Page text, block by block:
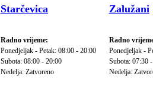
Starčevica
Radno vrijeme:
Ponedjeljak - Petak: 08:00 - 20:00
Subota: 08:00 - 20:00
Nedelja: Zatvoreno
Zalužani
Radno
Ponedjeljak -
Subota: 07:30
Nedelja: